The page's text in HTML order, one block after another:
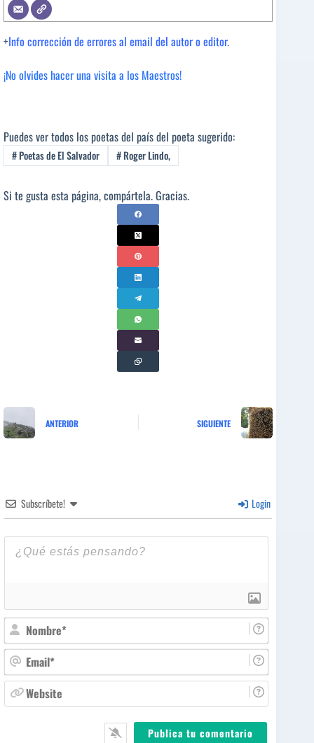
+Info corrección de errores al email del autor o editor.
¡No olvides hacer una visita a los Maestros!
Puedes ver todos los poetas del país del poeta sugerido:
#Poetas de El Salvador #Roger Lindo,
Si te gusta esta página, compártela. Gracias.
ANTERIOR SIGUIENTE
Subscríbete! Login
N
o
m
b
r
m
ie